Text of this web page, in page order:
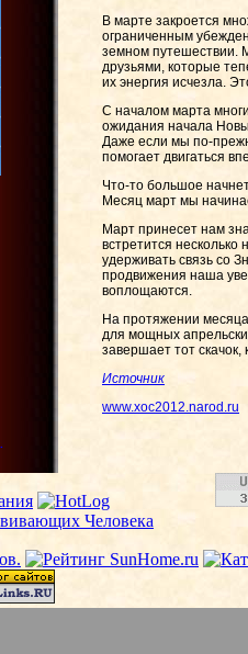
В марте закроется
ограниченным
земном путешествии.
друзьями, которые
их энергия исчезла.
С началом марта
ожидания начала
Даже если мы по-
помогает двигаться
Что-то большое
Месяц март мы
Март принесет нам
встретится
удерживать связь со
продвижения наша
воплощаются.
На протяжении
для мощных
завершает тот
Источник
www.xoc2012.narod.ru